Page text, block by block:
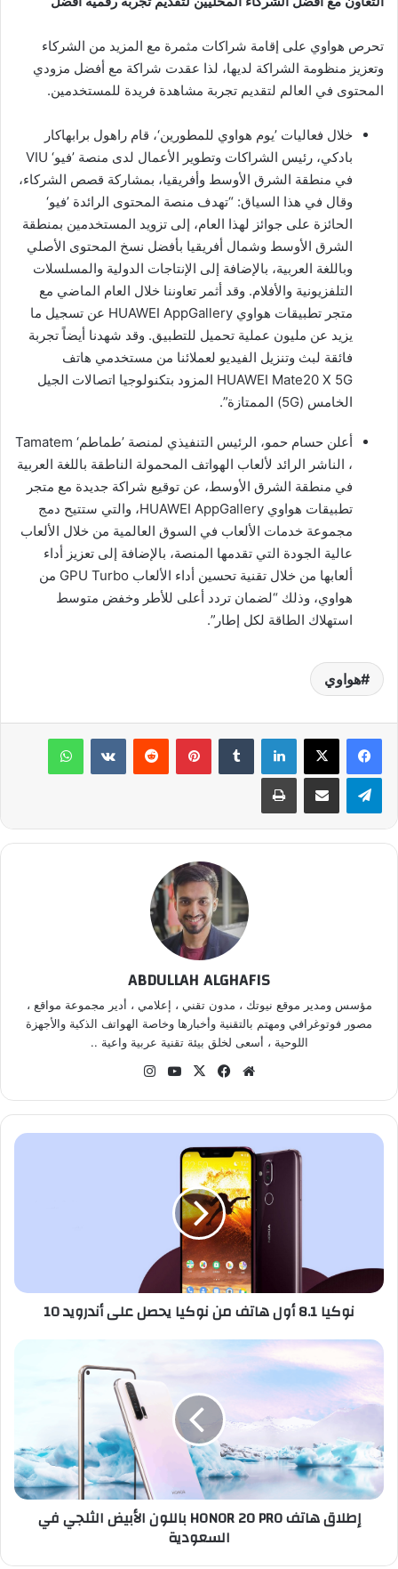
تحرص هواوي على إقامة شراكات مثمرة مع المزيد من الشركاء
وتعزيز منظومة الشراكة لديها، لذا عقدت شراكة مع أفضل مزودي
المحتوى في العالم لتقديم تجربة مشاهدة فريدة للمستخدمين.
خلال فعاليات ’يوم هواوي للمطورين‘، قام راهول برابهاكار
بادكي، رئيس الشراكات وتطوير الأعمال لدى منصة ’فيو‘ VIU
في منطقة الشرق الأوسط وأفريقيا، بمشاركة قصص الشركاء،
وقال في هذا السياق: “تهدف منصة المحتوى الرائدة ’فيو‘
الحائزة على جوائز لهذا العام، إلى تزويد المستخدمين بمنطقة
الشرق الأوسط وشمال أفريقيا بأفضل نسخ المحتوى الأصلي
وباللغة العربية، بالإضافة إلى الإنتاجات الدولية والمسلسلات
التلفزيونية والأفلام. وقد أثمر تعاوننا خلال العام الماضي مع
متجر تطبيقات هواوي HUAWEI AppGallery عن تسجيل ما
يزيد عن مليون عملية تحميل للتطبيق. وقد شهدنا أيضاً تجربة
فائقة لبث وتنزيل الفيديو لعملائنا من مستخدمي هاتف
HUAWEI Mate20 X 5G المزود بتكنولوجيا اتصالات الجيل
الخامس (5G) الممتازة”.
أعلن حسام حمو، الرئيس التنفيذي لمنصة ’طماطم‘ Tamatem
، الناشر الرائد لألعاب الهواتف المحمولة الناطقة باللغة العربية
في منطقة الشرق الأوسط، عن توقيع شراكة جديدة مع متجر
تطبيقات هواوي HUAWEI AppGallery، والتي ستتيح دمج
مجموعة خدمات الألعاب في السوق العالمية من خلال الألعاب
عالية الجودة التي تقدمها المنصة، بالإضافة إلى تعزيز أداء
ألعابها من خلال تقنية تحسين أداء الألعاب GPU Turbo من
هواوي، وذلك “لضمان تردد أعلى للأطر وخفض متوسط
استهلاك الطاقة لكل إطار”.
هواوي
لينكدإن بينتيريست واتساب
تيلقرام مشاركة عبر البريد طباعة
ABDULLAH ALGHAFIS
مؤسس ومدير موقع نيوتك ، مدون تقني ، إعلامي ، أدير مجموعة مواقع ،
مصور فوتوغرافي ومهتم بالتقنية وأخبارها وخاصة الهواتف الذكية والأجهزة
اللوحية ، أسعى لخلق بيئة تقنية عربية واعية ..
موقع
فيسبوك
‫X
‫YouTube
نوكيا
على
أندرويد
نوكيا 8.1 أول هاتف من نوكيا يحصل على أندرويد 10
إطلاق
HONOR
20
باللون
الأبيض
الثلجي
في
السعودية
إطلاق هاتف HONOR 20 PRO باللون الأبيض الثلجي في
السعودية